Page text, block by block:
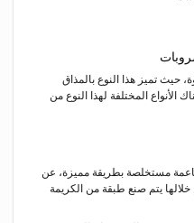
حيث تميز هذا النوع بالمذاق
الأنواع المختلفة لهذا النوع من
مستخلصة بطريقة مميزة، عن
يتم صنع طبقة من الكريمة